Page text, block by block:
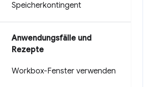
Speicherkontingent
Anwendungsfälle und
Rezepte
Workbox-Fenster verwenden